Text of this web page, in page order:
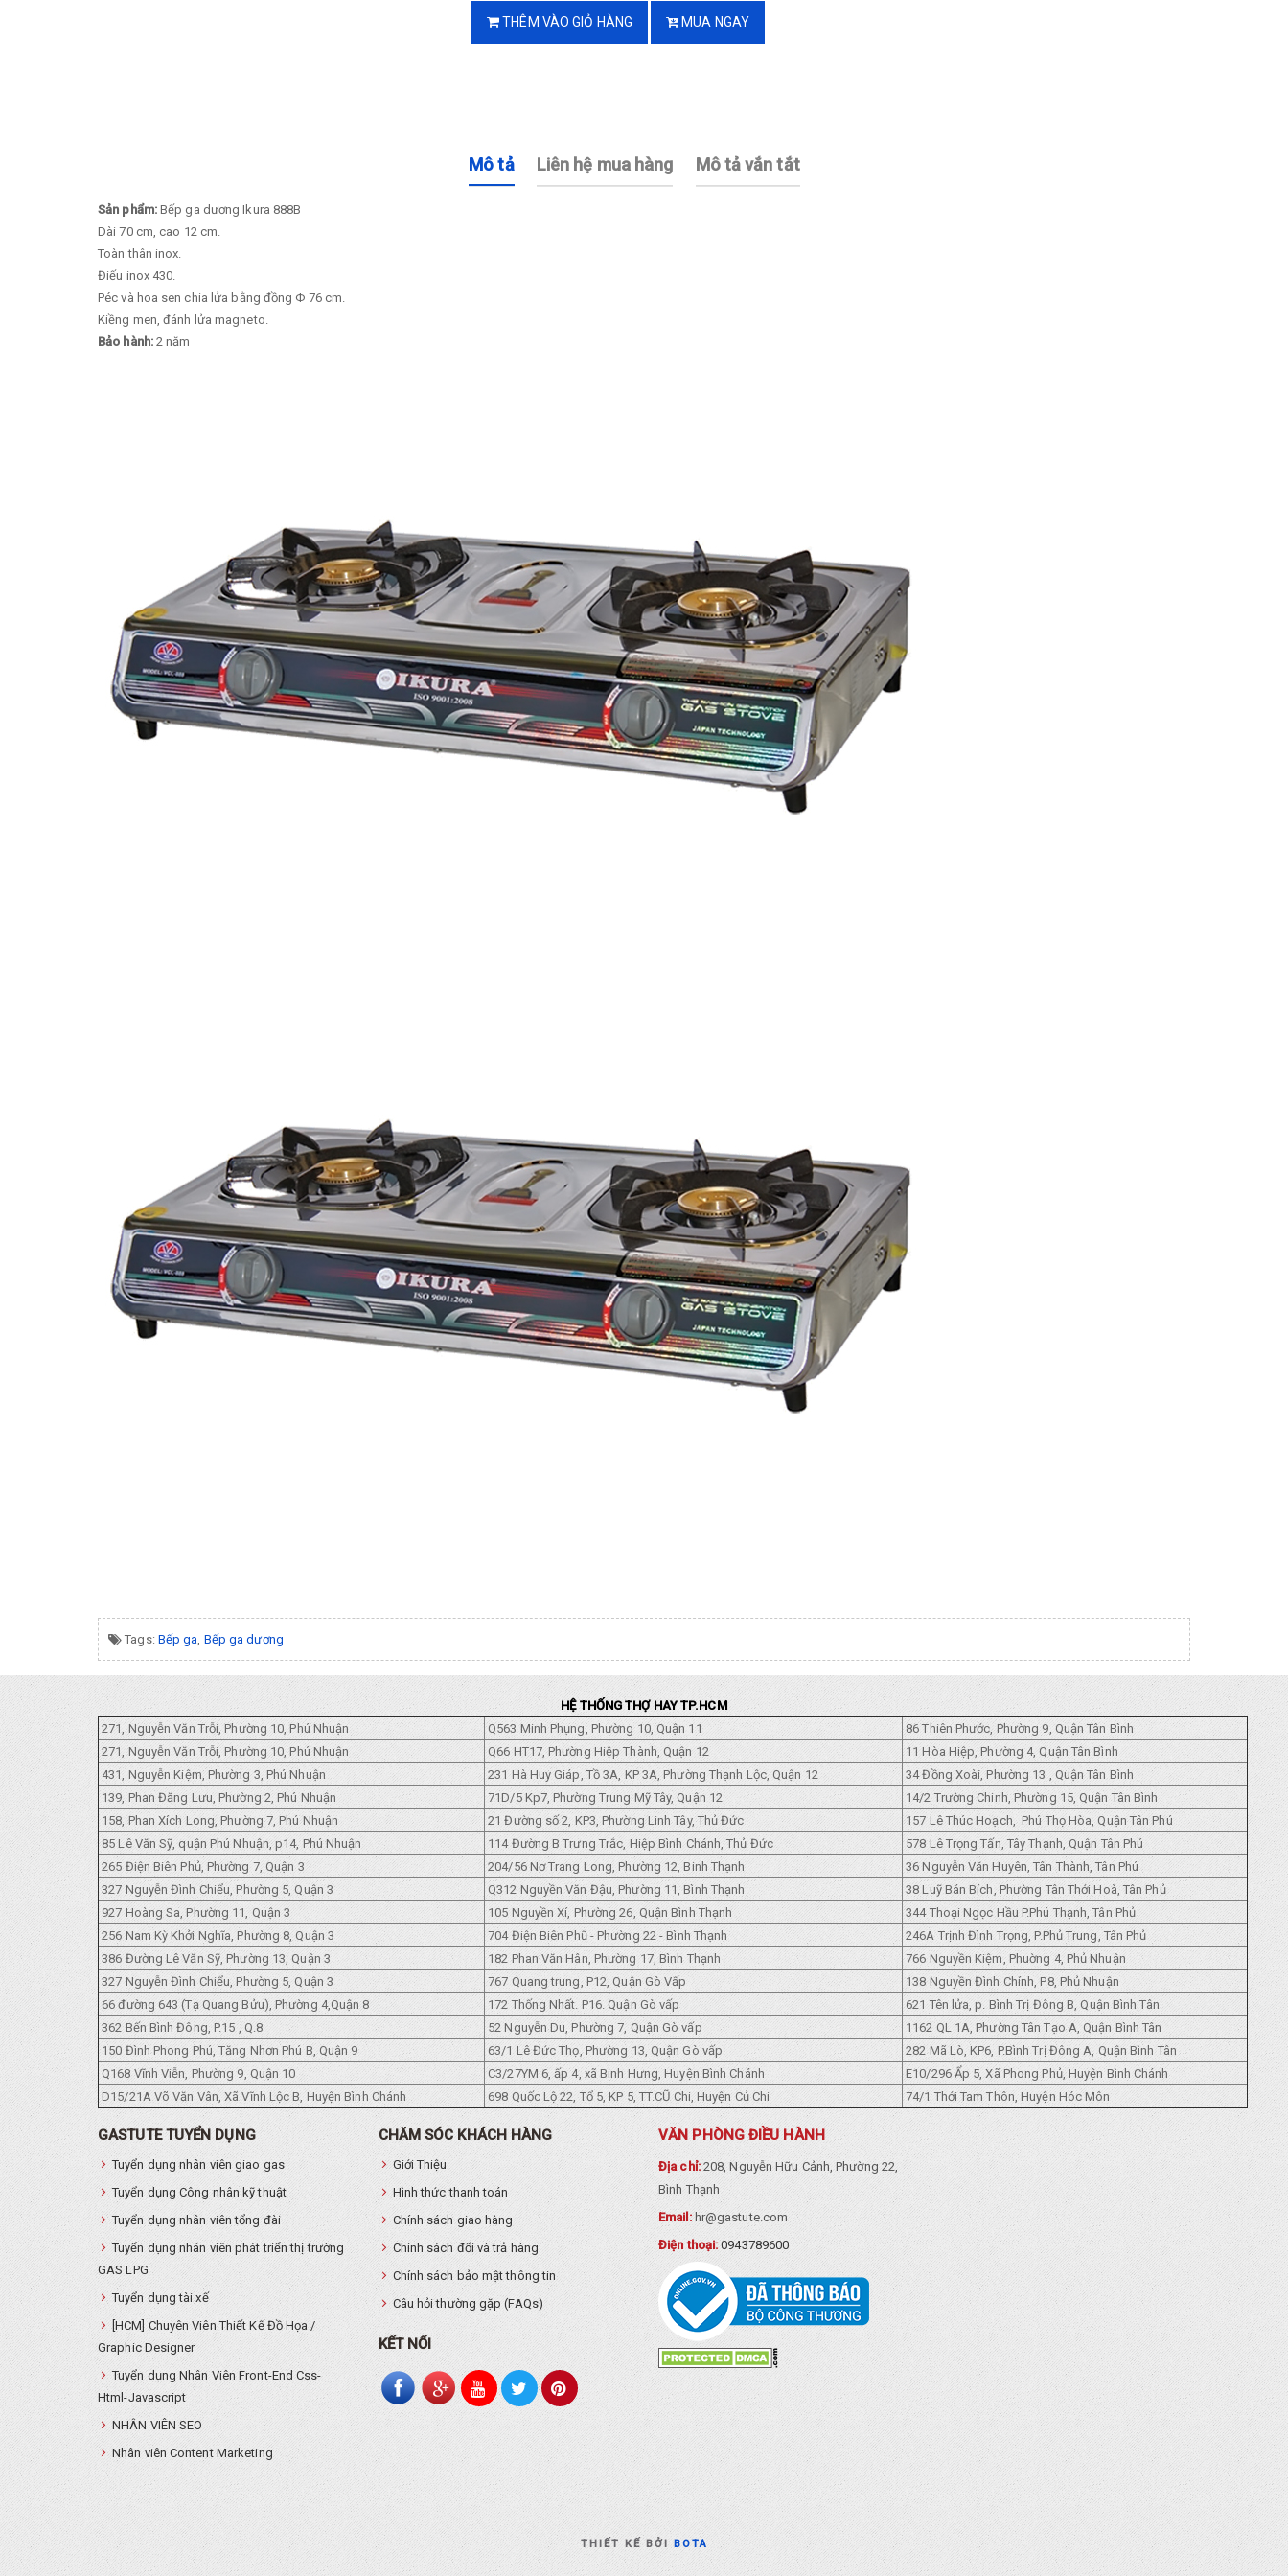
THÊM VÀO GIỎ HÀNG MUA NGAY
Mô tả Liên hệ mua hàng Mô tả vắn tắt
Sản phẩm:Bếp ga dương Ikura 888B
Dài 70 cm, cao 12 cm.
Toàn thân inox.
Điếu inox 430.
Péc và hoa sen chia lửa bằng đồng Φ 76 cm.
Kiềng men, đánh lửa magneto.
Bảo hành: 2 năm
Tags: Bếp ga Bếp ga dương
HỆ THỐNG THỢ HAY TP.HCM
271, Nguyễn Văn Trỗi, Phường 10, Phú Nhuận
Q563 Minh Phụng, Phường 10, Quận 11
86 Thiên Phước, Phường 9, Quận Tân Bình
271, Nguyễn Văn Trỗi, Phường 10, Phú Nhuận
Q66 HT17, Phường Hiệp Thành, Quận 12
11 Hòa Hiệp, Phường 4, Quận Tân Bình
431, Nguyễn Kiệm, Phường 3, Phú Nhuận
231 Hà Huy Giáp, Tồ 3A, KP 3A, Phường Thạnh Lộc, Quận 12
34 Đồng Xoài, Phường 13 , Quận Tân Bình
139, Phan Đăng Lưu, Phường 2, Phú Nhuận
71D/5 Kp7, Phường Trung Mỹ Tây, Quận 12
14/2 Trường Chinh, Phường 15, Quận Tân Bình
158, Phan Xích Long, Phường 7, Phú Nhuận
21 Đường số 2, KP3, Phường Linh Tây, Thủ Đức
157 Lê Thúc Hoạch, Phú Thọ Hòa, Quận Tân Phú
85 Lê Văn Sỹ, quận Phú Nhuận, p14, Phú Nhuận
114 Đường B Trưng Trắc, Hiệp Bình Chánh, Thủ Đức
578 Lê Trọng Tấn, Tây Thạnh, Quận Tân Phú
265 Điện Biên Phủ, Phường 7, Quận 3
204/56 Nơ Trang Long, Phường 12, Binh Thạnh
36 Nguyễn Văn Huyên, Tân Thành, Tân Phú
327 Nguyễn Đình Chiểu, Phường 5, Quận 3
Q312 Nguyền Văn Đậu, Phường 11, Bình Thạnh
38 Luỹ Bán Bích, Phường Tân Thới Hoà, Tân Phủ
927 Hoàng Sa, Phường 11, Quận 3
105 Nguyền Xí, Phường 26, Quận Bình Thạnh
344 Thoại Ngọc Hầu P.Phú Thạnh, Tân Phủ
256 Nam Kỳ Khởi Nghĩa, Phường 8, Quận 3
704 Điện Biên Phũ - Phường 22 - Bình Thạnh
246A Trịnh Đình Trọng, P.Phủ Trung, Tân Phủ
386 Đường Lê Văn Sỹ, Phường 13, Quận 3
182 Phan Văn Hân, Phường 17, Bình Thạnh
766 Nguyền Kiệm, Phuờng 4, Phủ Nhuận
327 Nguyễn Đình Chiểu, Phường 5, Quận 3
767 Quang trung, P12, Quận Gò Vấp
138 Nguyền Đình Chính, P8, Phủ Nhuận
66 đường 643 (Tạ Quang Bửu), Phường 4,Quận 8
172 Thống Nhất. P16. Quận Gò vấp
621 Tên lửa, p. Bình Trị Đông B, Quận Bình Tân
362 Bến Bình Đông, P.15 , Q.8
52 Nguyễn Du, Phường 7, Quận Gò vấp
1162 QL 1A, Phường Tân Tạo A, Quận Bình Tân
150 Đình Phong Phú, Tăng Nhơn Phú B, Quận 9
63/1 Lê Đức Thọ, Phường 13, Quận Gò vấp
282 Mã Lò, KP6, P.Bình Trị Đông A, Quận Bình Tân
Q168 Vĩnh Viễn, Phường 9, Quận 10
C3/27YM 6, ấp 4, xã Binh Hưng, Huyện Bình Chánh
E10/296 Ẩp 5, Xã Phong Phủ, Huyện Bình Chánh
D15/21A Võ Văn Vân, Xã Vĩnh Lộc B, Huyện Bình Chánh
698 Quốc Lộ 22, Tổ 5, KP 5, TT.CŨ Chi, Huyện Củ Chi 74/1 Thới Tam Thôn, Huyện Hóc Môn
GASTUTE TUYỂN DỤNG
Tuyển dụng nhân viên giao gas
Tuyển dụng Công nhân kỹ thuật
Tuyển dụng nhân viên tổng đài
Tuyển dụng nhân viên phát triển thị trường
GAS LPG
Tuyển dụng tài xế
[HCM] Chuyên Viên Thiết Kế Đồ Họa /
Graphic Designer
Tuyển dụng Nhân Viên Front-End Css-
Html-Javascript
NHÂN VIÊN SEO
Nhân viên Content Marketing
CHĂM SÓC KHÁCH HÀNG
Giới Thiệu
Hình thức thanh toán
Chính sách giao hàng
Chính sách đổi và trả hàng
Chính sách bảo mật thông tin
Câu hỏi thường gặp (FAQs)
KẾT NỐI
VĂN PHÒNG ĐIỀU HÀNH
Địa chỉ:208, Nguyễn Hữu Cảnh, Phường 22,
Bình Thạnh
Email: hr@gastute.com
Điện thoại:0943789600
THIẾT KẾ BỞIBOTA